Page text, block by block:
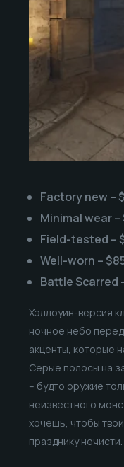
Factory new –
Minimal wear –
Field-tested –
Well-worn –
Battle Scarred
Хэллоуин-версия
ночное небо
акценты, которые
Серые полосы на
– будто оружие
неизвестного
хочешь, чтобы
празднику нечисти.